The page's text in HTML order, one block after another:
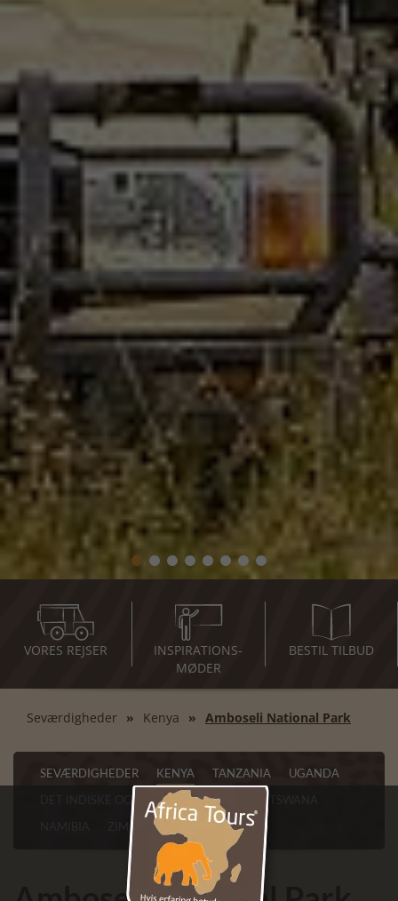
VORES REJSER
INSPIRATIONS-
MØDER
BESTIL TILBUD
Seværdigheder Kenya Amboseli National Park
SEVÆRDIGHEDER KENYA TANZANIA
UGANDA
DET INDISKE OCEAN
SYDAFRIKA
BOTSWANA
ZIMBABWE ZAMBIA